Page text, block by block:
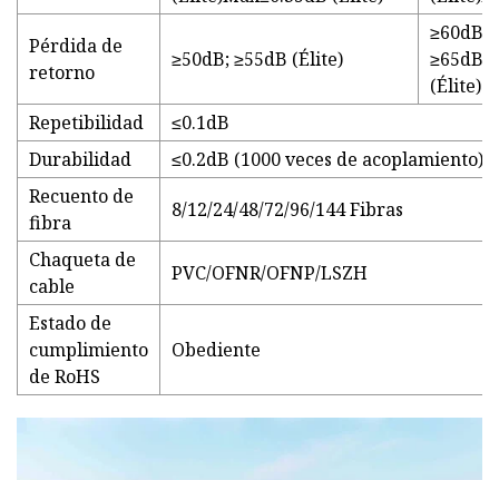
Pérdida de
retorno
≥50dB; ≥55dB (Élite)
≥60dB;
≥65dB
(Élite)
Repetibilidad
≤0.1dB
Durabilidad
≤0.2dB (1000 veces de acoplamiento)
Recuento de
fibra
8/12/24/48/72/96/144 Fibras
Chaqueta de
cable
PVC/OFNR/OFNP/LSZH
Estado de
cumplimiento
de RoHS
Obediente